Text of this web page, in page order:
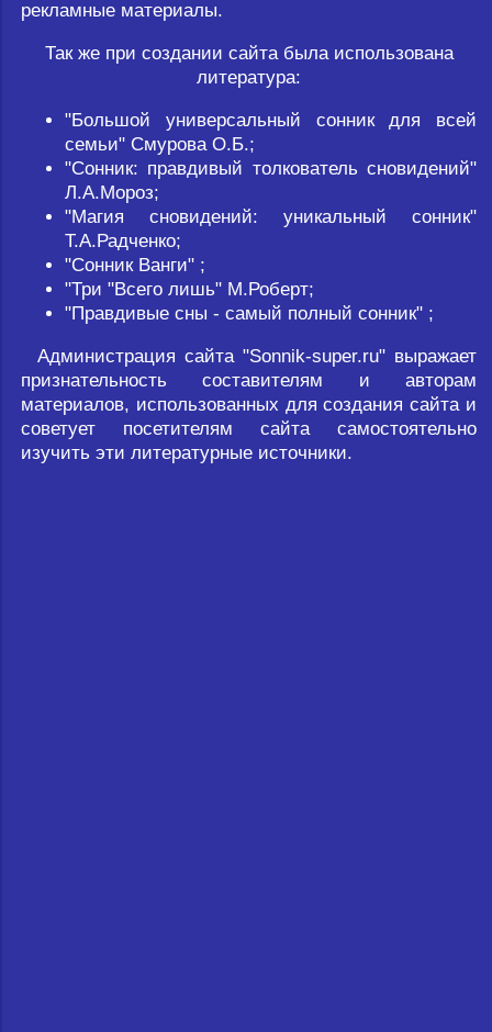
рекламные материалы.
Так же при создании сайта была использована
литература:
"Большой универсальный сонник для всей
семьи" Смурова О.Б.;
"Сонник: правдивый толкователь сновидений"
Л.А.Мороз;
"Магия сновидений: уникальный сонник"
Т.А.Радченко;
"Сонник Ванги" ;
"Три "Всего лишь" М.Роберт;
"Правдивые сны - самый полный сонник" ;
Администрация сайта "Sonnik-super.ru" выражает
признательность составителям и авторам
материалов, использованных для создания сайта и
советует посетителям сайта самостоятельно
изучить эти литературные источники.